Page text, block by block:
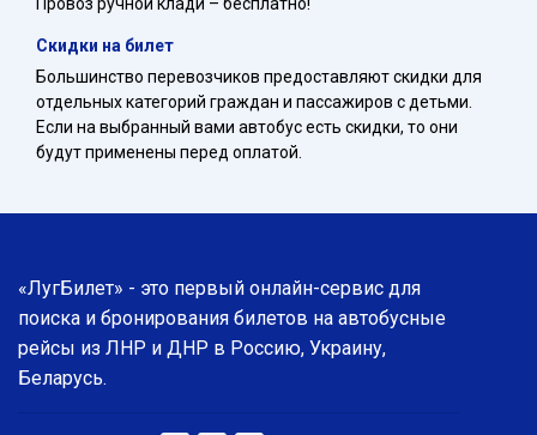
Скидки на билет
Большинство перевозчиков предоставляют скидки для
отдельных категорий граждан и пассажиров с детьми.
Если на выбранный вами автобус есть скидки, то они
будут применены перед оплатой.
«ЛугБилет» - это первый онлайн-сервис для
поиска и бронирования билетов на автобусные
рейсы из ЛНР и ДНР в Россию, Украину,
Беларусь.